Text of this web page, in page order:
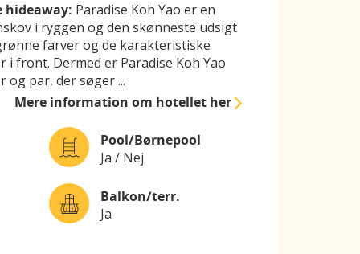
hideaway: Paradise Koh Yao er en
i ryggen og den skønneste udsigt
farver og de karakteristiske
front. Dermed er Paradise Koh Yao
og par, der søger...
Mere informationom hotellet her
Pool/Børnepool
Ja / Nej
Balkon/terr.
Ja